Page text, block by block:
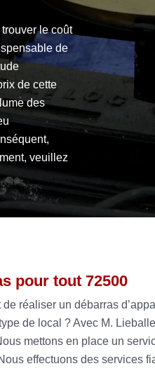
le coût
de
de cette
des
veuillez
pour tout 72500
réaliser un débarras
de local ? Avec M.
mettons en place un
effectuons des services